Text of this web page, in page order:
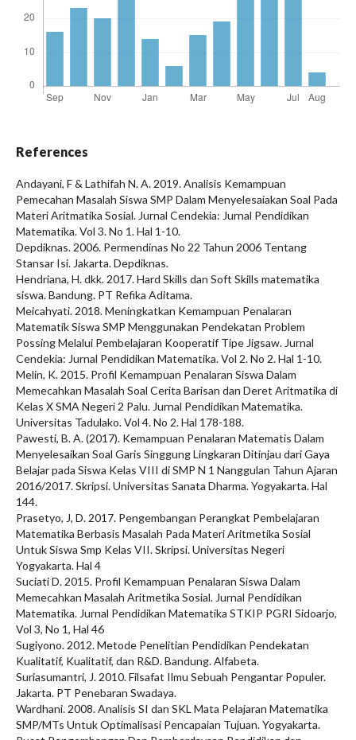
References
Andayani, F & Lathifah N. A. 2019. Analisis Kemampuan
Pemecahan Masalah Siswa SMP Dalam Menyelesaiakan Soal Pada
Materi Aritmatika Sosial. Jurnal Cendekia: Jurnal Pendidikan
Matematika. Vol 3. No 1. Hal 1-10.
Depdiknas. 2006. Permendinas No 22 Tahun 2006 Tentang
Stansar Isi. Jakarta. Depdiknas.
Hendriana, H. dkk. 2017. Hard Skills dan Soft Skills matematika
siswa. Bandung. PT Refika Aditama.
Meicahyati. 2018. Meningkatkan Kemampuan Penalaran
Matematik Siswa SMP Menggunakan Pendekatan Problem
Possing Melalui Pembelajaran Kooperatif Tipe Jigsaw. Jurnal
Cendekia: Jurnal Pendidikan Matematika. Vol 2. No 2. Hal 1-10.
Melin, K. 2015. Profil Kemampuan Penalaran Siswa Dalam
Memecahkan Masalah Soal Cerita Barisan dan Deret Aritmatika di
Kelas X SMA Negeri 2 Palu. Jurnal Pendidikan Matematika.
Universitas Tadulako. Vol 4. No 2. Hal 178-188.
Pawesti, B. A. (2017). Kemampuan Penalaran Matematis Dalam
Menyelesaikan Soal Garis Singgung Lingkaran Ditinjau dari Gaya
Belajar pada Siswa Kelas VIII di SMP N 1 Nanggulan Tahun Ajaran
2016/2017. Skripsi. Universitas Sanata Dharma. Yogyakarta. Hal
144.
Prasetyo, J, D. 2017. Pengembangan Perangkat Pembelajaran
Matematika Berbasis Masalah Pada Materi Aritmetika Sosial
Untuk Siswa Smp Kelas VII. Skripsi. Universitas Negeri
Yogyakarta. Hal 4
Suciati D. 2015. Profil Kemampuan Penalaran Siswa Dalam
Memecahkan Masalah Aritmetika Sosial. Jurnal Pendidikan
Matematika. Jurnal Pendidikan Matematika STKIP PGRI Sidoarjo,
Vol 3, No 1, Hal 46
Sugiyono. 2012. Metode Penelitian Pendidikan Pendekatan
Kualitatif, Kualitatif, dan R&D. Bandung. Alfabeta.
Suriasumantri, J. 2010. Filsafat Ilmu Sebuah Pengantar Populer.
Jakarta. PT Penebaran Swadaya.
Wardhani. 2008. Analisis SI dan SKL Mata Pelajaran Matematika
SMP/MTs Untuk Optimalisasi Pencapaian Tujuan. Yogyakarta.